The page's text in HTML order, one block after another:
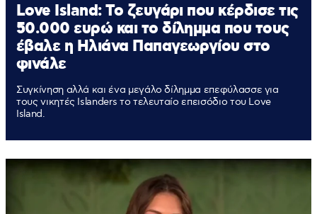
Love Island: Το ζευγάρι που κέρδισε τις
50.000 ευρώ και το δίλημμα που τους
έβαλε η Ηλιάνα Παπαγεωργίου στο
φινάλε
Συγκίνηση αλλά και ένα μεγάλο δίλημμα επεφύλασσε για
τους νικητές Islanders το τελευταίο επεισόδιο του Love
Island.